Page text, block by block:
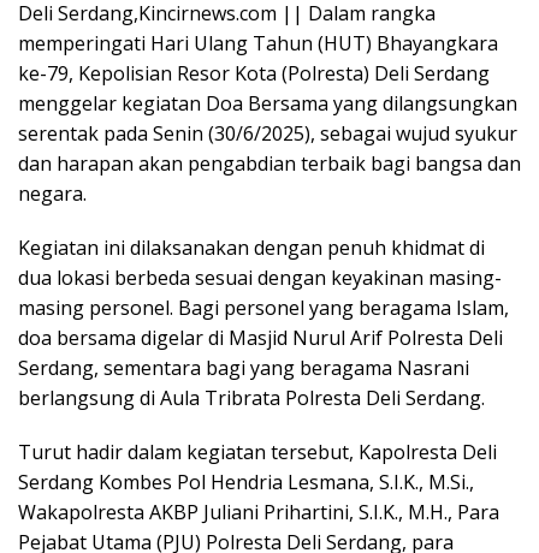
Deli Serdang,Kincirnews.com || Dalam rangka
memperingati Hari Ulang Tahun (HUT) Bhayangkara
ke-79, Kepolisian Resor Kota (Polresta) Deli Serdang
menggelar kegiatan Doa Bersama yang dilangsungkan
serentak pada Senin (30/6/2025), sebagai wujud syukur
dan harapan akan pengabdian terbaik bagi bangsa dan
negara.
Kegiatan ini dilaksanakan dengan penuh khidmat di
dua lokasi berbeda sesuai dengan keyakinan masing-
masing personel. Bagi personel yang beragama Islam,
doa bersama digelar di Masjid Nurul Arif Polresta Deli
Serdang, sementara bagi yang beragama Nasrani
berlangsung di Aula Tribrata Polresta Deli Serdang.
Turut hadir dalam kegiatan tersebut, Kapolresta Deli
Serdang Kombes Pol Hendria Lesmana, S.I.K., M.Si.,
Wakapolresta AKBP Juliani Prihartini, S.I.K., M.H., Para
Pejabat Utama (PJU) Polresta Deli Serdang, para